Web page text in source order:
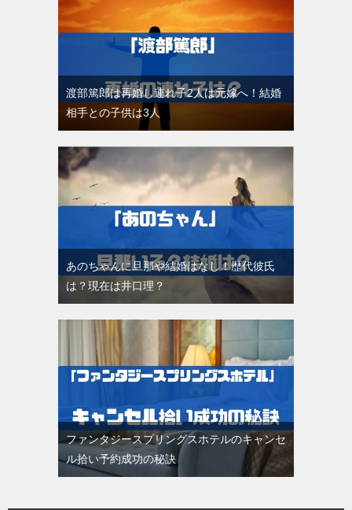
渡部篤郎は再婚し連れ子2人は元嫁へ！結婚
相手との子供は3人
あのちゃんに旦那や結婚はなし！歴代彼氏
は？現在は井口理？
ファンタジースプリングスホテルのキャンセ
ル拾い予約成功の秘訣